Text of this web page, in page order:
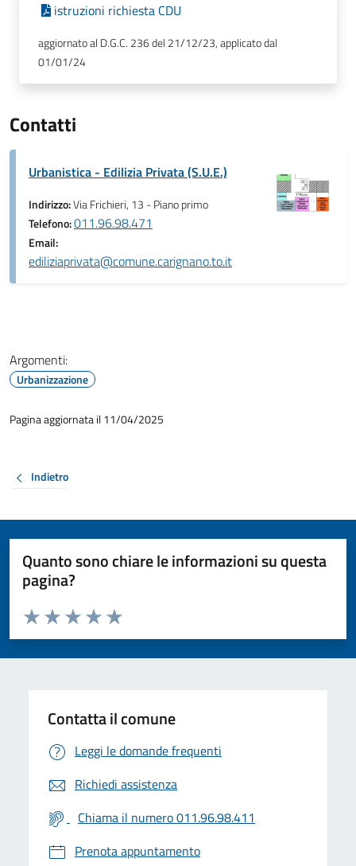
istruzioni richiesta CDU
aggiornato al D.G.C. 236 del 21/12/23, applicato dal
01/01/24
Contatti
Urbanistica - Edilizia Privata (S.U.E.)
Indirizzo:Via Frichieri, 13 - Piano primo
Telefono:011.96.98.471
Email:
ediliziaprivata@comune.carignano.to.it
Argomenti:
Urbanizzazione
Pagina aggiornata il 11/04/2025
Indietro
Quanto sono chiare le informazioni su questa
pagina?
Valuta da 1 a 5 stelle la pagina
Valuta 5 stelle su 5
Valuta 4 stelle su 5
Valuta 3 stelle su 5
Valuta 2 stelle su 5
Valuta 1 stelle su 5
Contatta il comune
Leggi le domande frequenti
Richiedi assistenza
Chiama il numero 011.96.98.411
Prenota appuntamento